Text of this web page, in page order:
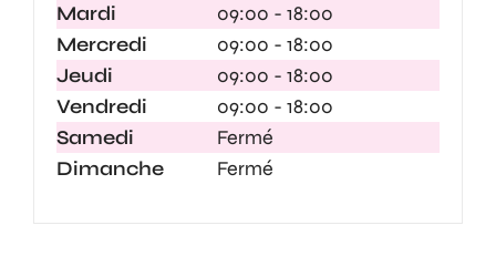
Mardi
09:00 - 18:00
Mercredi
09:00 - 18:00
Jeudi
09:00 - 18:00
Vendredi
09:00 - 18:00
Samedi
Fermé
Dimanche
Fermé